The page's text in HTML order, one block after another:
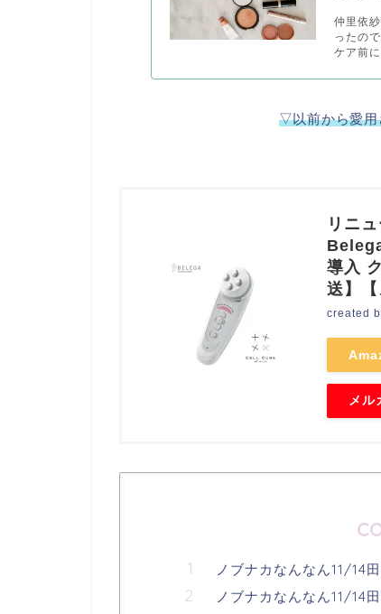
仲里依
ったの
ケア前
▽以前から愛用
リニ
導入
送】【
created
メル
ノブナカなんなん11/14
ノブナカなんなん11/14